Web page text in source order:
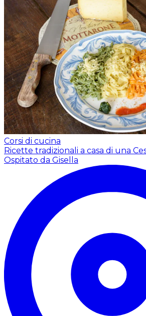
Corsi di cucina
Ricette tradizionali a casa di una
Ospitato da Gisella